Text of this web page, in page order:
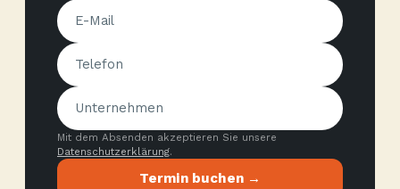
Mit dem Absenden akzeptieren Sie unsere
Datenschutzerklärung.
Termin buchen →